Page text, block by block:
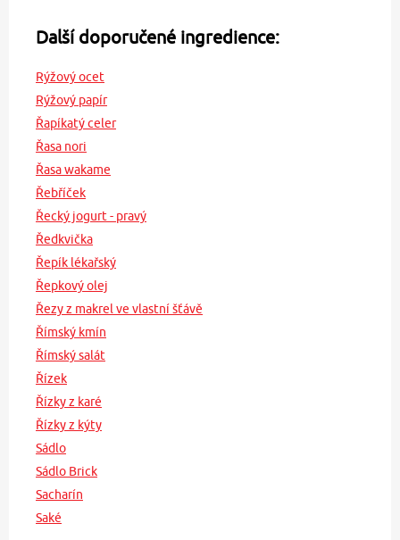
Další doporučené ingredience:
Rýžový ocet
Rýžový papír
Řapíkatý celer
Řasa nori
Řasa wakame
Řebříček
Řecký jogurt - pravý
Ředkvička
Řepík lékařský
Řepkový olej
Řezy z makrel ve vlastní šťávě
Římský kmín
Římský salát
Řízek
Řízky z karé
Řízky z kýty
Sádlo
Sádlo Brick
Sacharín
Saké